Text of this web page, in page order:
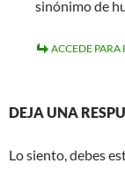
sinónimo de
ACCEDE PARA
DEJA UNA
Lo siento, debes